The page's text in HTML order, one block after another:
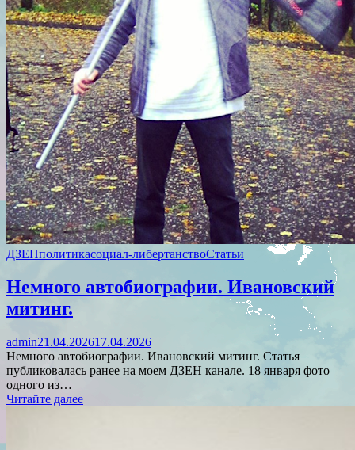
ДЗЕНполитикасоциал-либертанствоСтатьи
Немного автобиографии. Ивановский
митинг.
admin21.04.202617.04.2026
Немного автобиографии. Ивановский митинг. Статья
публиковалась ранее на моем ДЗЕН канале. 18 января фото
одного из…
Читайте далее